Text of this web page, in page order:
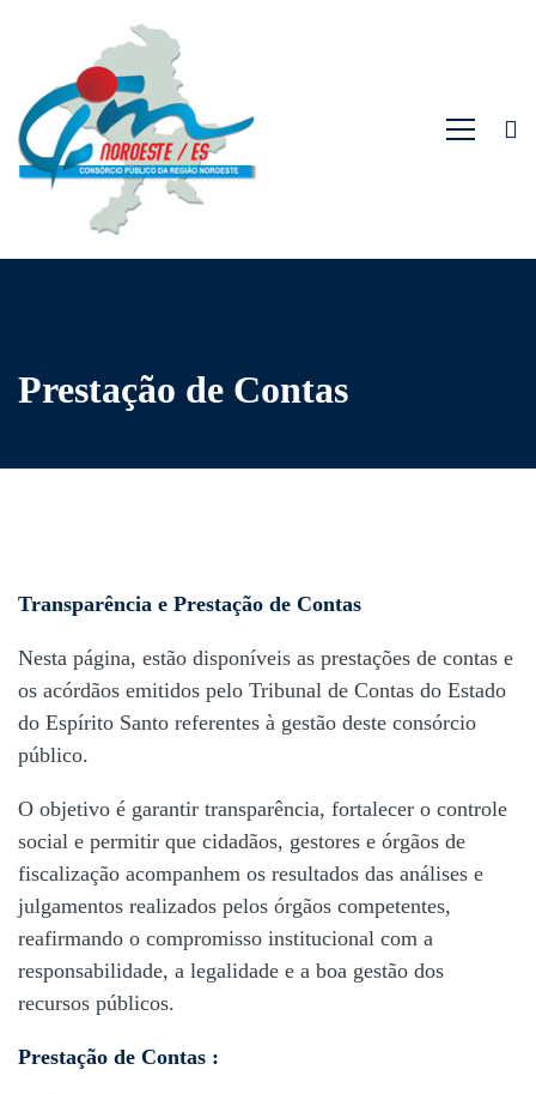
Prestação de Contas
Prestação
de
Contas
Transparência e Prestação de Contas
Nesta página, estão disponíveis as prestações de contas e
os acórdãos emitidos pelo Tribunal de Contas do Estado
do Espírito Santo referentes à gestão deste consórcio
público.
O objetivo é garantir transparência, fortalecer o controle
social e permitir que cidadãos, gestores e órgãos de
fiscalização acompanhem os resultados das análises e
julgamentos realizados pelos órgãos competentes,
reafirmando o compromisso institucional com a
responsabilidade, a legalidade e a boa gestão dos
recursos públicos.
Prestação de Contas :